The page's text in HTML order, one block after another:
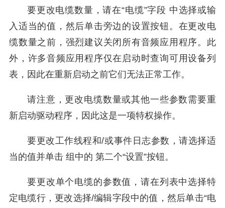
要更改电缆数量，请在“电缆”字段 中选择或输
入适当的值，然后单击旁边的设置按钮。在更改电
缆数量之前，强烈建议关闭所有音频应用程序。此
外，许多音频应用程序仅在启动时查询可用设备列
表，因此在重新启动之前它们无法正常工作。
请注意，更改电缆数量或其他一些参数需要重
新启动驱动程序，因此这是一项特权操作。
要更改工作线程和/或事件日志参数，请选择适
当的值并单击 组中的 第二个“设置”按钮。
要更改单个电缆的参数值，请在列表中选择特
定电缆行，更改选择/编辑字段中的值，然后单击“电